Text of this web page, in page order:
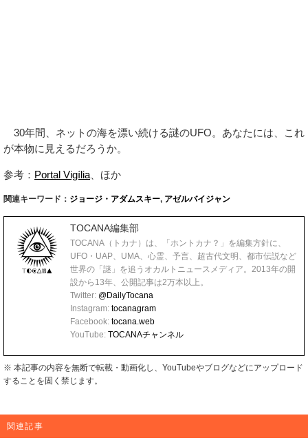
30年間、ネットの海を漂い続ける謎のUFO。あなたには、これ
が本物に見えるだろうか。
参考： Portal Vigília 、ほか
関連キーワード： ジョージ・アダムスキー, アゼルバイジャン
TOCANA編集部
TOCANA（トカナ）は、「ホントカナ？」を編集方針に、
UFO・UAP、UMA、心霊、予言、超古代文明、都市伝説など
世界の「謎」を追うオカルトニュースメディア。2013年の開
設から13年、公開記事は2万本以上。
Twitter: @DailyTocana
Instagram: tocanagram
Facebook: tocana.web
YouTube: TOCANAチャンネル
※ 本記事の内容を無断で転載・動画化し、YouTubeやブログなどにアップロード
することを固く禁じます。
関連記事